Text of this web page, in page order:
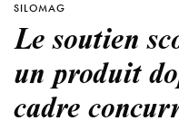
SILOMAG
Le soutien
un produit
cadre